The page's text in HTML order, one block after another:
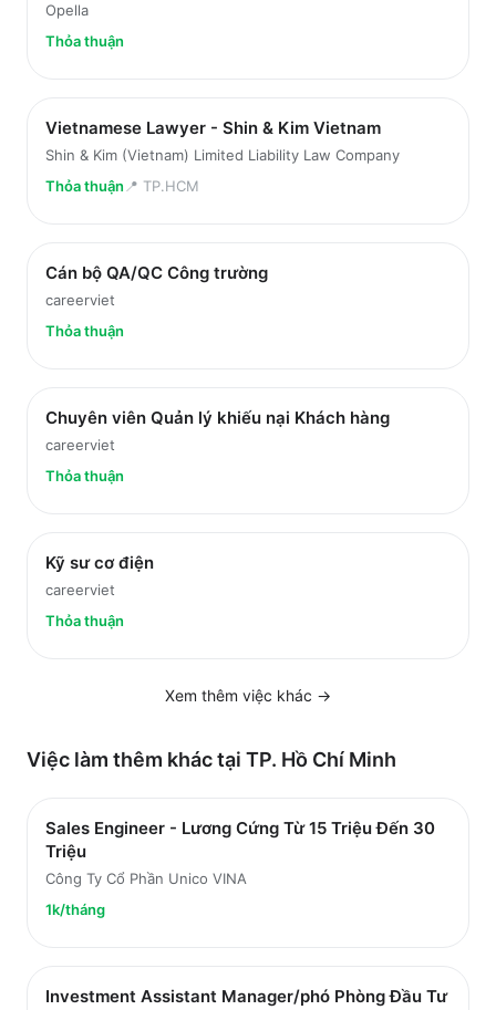
Opella
Thỏa thuận
Vietnamese Lawyer - Shin & Kim Vietnam
Shin & Kim (Vietnam) Limited Liability Law Company
Thỏa thuận 📍 TP.HCM
Cán bộ QA/QC Công trường
careerviet
Thỏa thuận
Chuyên viên Quản lý khiếu nại Khách hàng
careerviet
Thỏa thuận
Kỹ sư cơ điện
careerviet
Thỏa thuận
Xem thêm việc khác →
Việc làm thêm khác tại TP. Hồ Chí Minh
Sales Engineer - Lương Cứng Từ 15 Triệu Đến 30
Triệu
Công Ty Cổ Phần Unico VINA
1k/tháng
Investment Assistant Manager/phó Phòng Đầu Tư